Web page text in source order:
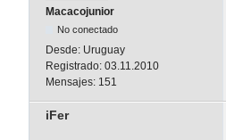
Macacojunior
No conectado
Desde: Uruguay
Registrado: 03.11.2010
Mensajes: 151
iFer